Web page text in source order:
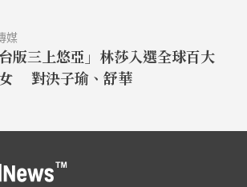
媒
台版三上悠亞」林莎入選全球百大
對決子瑜、舒華